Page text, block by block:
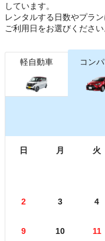
しています。
レンタルする日数やプラ
ご利用日をお選びください
軽自動車 コン
日 月 火
2 3 4
9 10 11